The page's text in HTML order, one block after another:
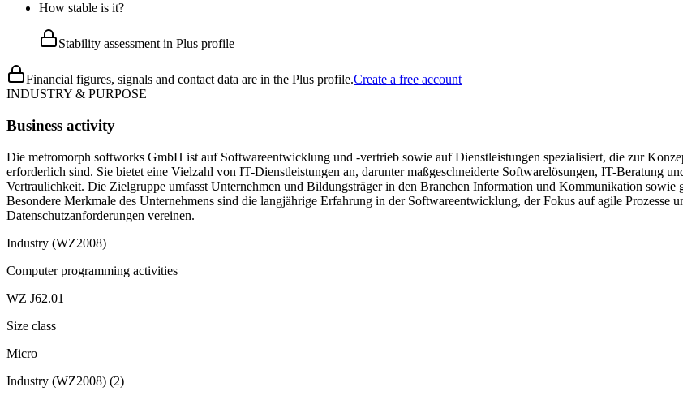
How stable is it?
Stability assessment in Plus profile
Financial figures, signals and contact data are in the Plus profile.Create a free account
INDUSTRY & PURPOSE
Business activity
Die metromorph softworks GmbH ist auf Softwareentwicklung und -vertrieb sowie auf Dienstleistungen spezialisiert, die zur
erforderlich sind. Sie bietet eine Vielzahl von IT-Dienstleistungen an, darunter maßgeschneiderte Softwarelösungen, IT-Beratung
Vertraulichkeit. Die Zielgruppe umfasst Unternehmen und Bildungsträger in den Branchen Information und Kommunikation sowie
Besondere Merkmale des Unternehmens sind die langjährige Erfahrung in der Softwareentwicklung, der Fokus auf agile
Datenschutzanforderungen vereinen.
Industry (WZ2008)
Computer programming activities
WZ J62.01
Size class
Micro
Industry (WZ2008) (2)